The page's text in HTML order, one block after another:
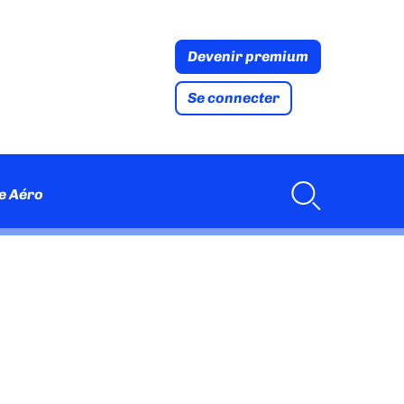
Devenir premium
Se connecter
Aéro